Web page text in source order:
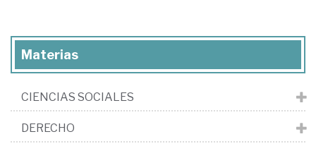
Materias
CIENCIAS SOCIALES
DERECHO